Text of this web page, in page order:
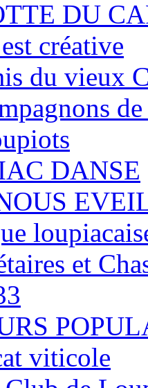
DU
créative
du vieux
DANSE
et
viticole